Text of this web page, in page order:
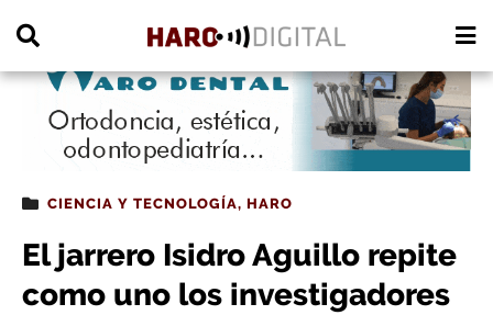
CIENCIA Y TECNOLOGÍA, HARO
El jarrero Isidro Aguillo repite
como uno los investigadores